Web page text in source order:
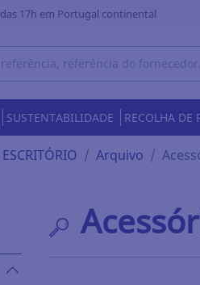
17h em Portugal continental
SUSTENTABILIDADE RECOLHA DE
Arquivo